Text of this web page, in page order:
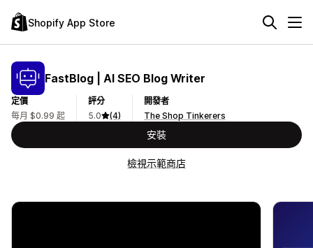
Shopify App Store
FastBlog | AI SEO Blog Writer
定價
每月 $0.99 起
評分
5.0
(4)
開發者
The Shop Tinkerers
安裝
檢視示範商店